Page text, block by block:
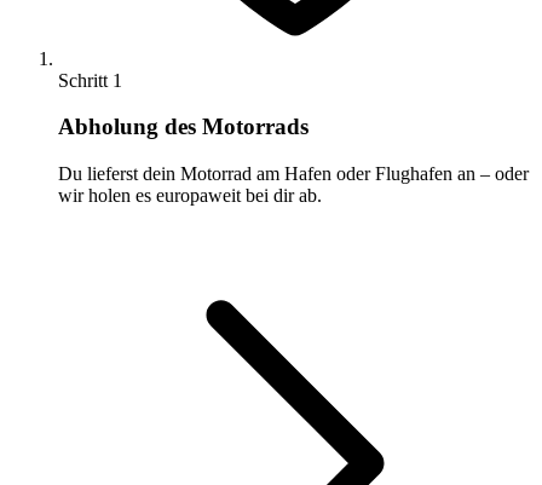
Schritt 1
Abholung des Motorrads
Du lieferst dein Motorrad am Hafen oder Flughafen an – oder
wir holen es europaweit bei dir ab.